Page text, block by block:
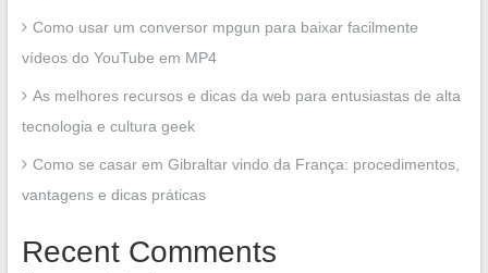
Como usar um conversor mpgun para baixar facilmente
vídeos do YouTube em MP4
As melhores recursos e dicas da web para entusiastas de alta
tecnologia e cultura geek
Como se casar em Gibraltar vindo da França: procedimentos,
vantagens e dicas práticas
Recent Comments